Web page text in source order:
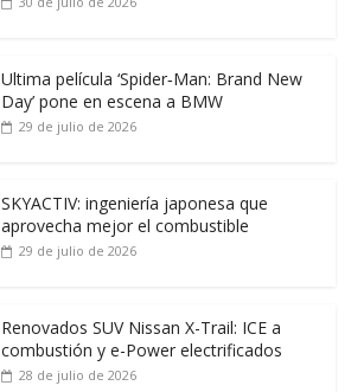
Ultima película ‘Spider‑Man: Brand New
Day’ pone en escena a BMW
29 de julio de 2026
SKYACTIV: ingeniería japonesa que
aprovecha mejor el combustible
29 de julio de 2026
Renovados SUV Nissan X-Trail: ICE a
combustión y e-Power electrificados
28 de julio de 2026